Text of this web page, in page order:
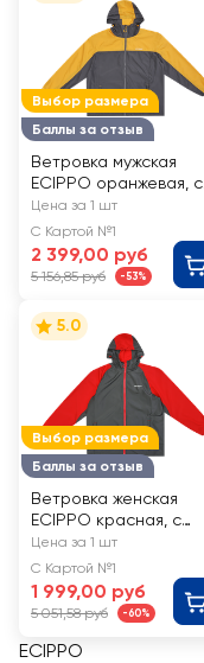
Выбор размера
Баллы за отзыв
Ветровка мужская
ECIPPO оранжевая, с
мешком для хранения,
Арт. SS26114-02
Цена за 1 шт
С Картой №1
2 399,00 руб
5 156,85 руб -53%
Выбор размера
Баллы за отзыв
5.0
Ветровка женская
ECIPPO красная, с
мешком для хранения,
Арт. SS26214-01
Цена за 1 шт
С Картой №1
1 999,00 руб
5 051,58 руб -60%
ECIPPO